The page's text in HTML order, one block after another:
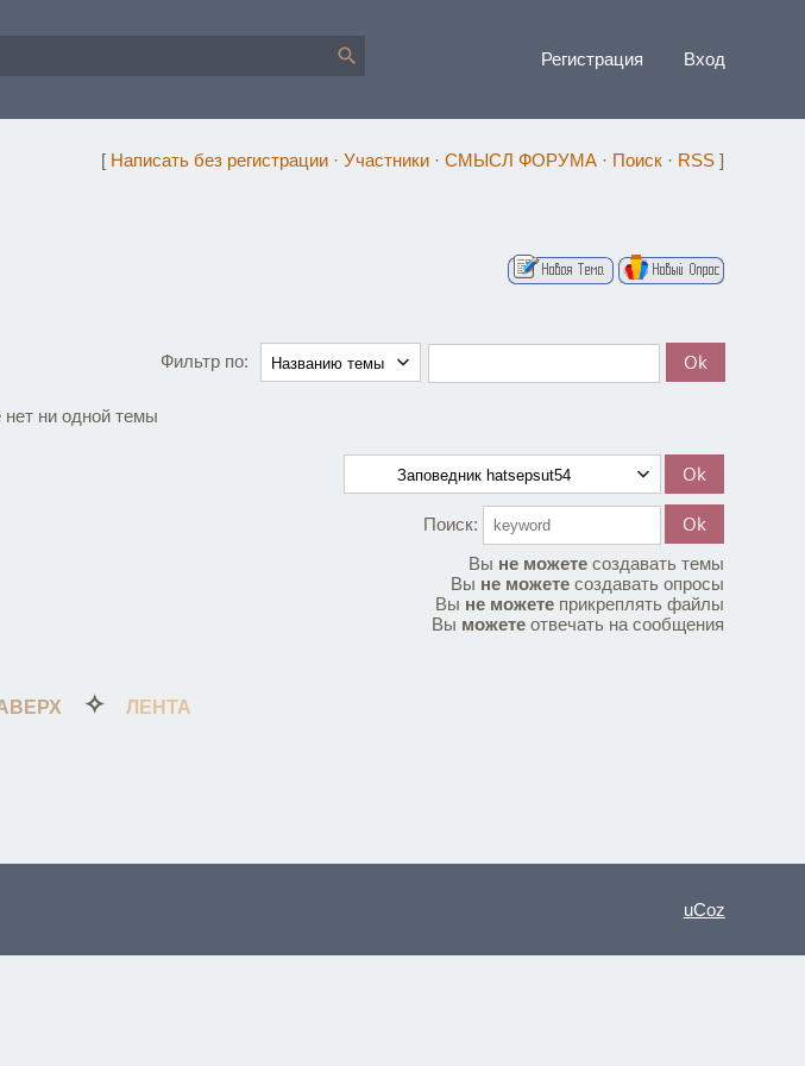
Регистрация Вход
[ Написать без регистрации ·Участники ·СМЫСЛ ФОРУМА · Поиск · RSS ]
Фильтр по:
ни одной темы
Поиск:
Вы не можете создавать темы
Вы не можете создавать опросы
Вы не можете прикреплять файлы
Вы можете отвечать на сообщения
✧ ЛЕНТА
uCoz